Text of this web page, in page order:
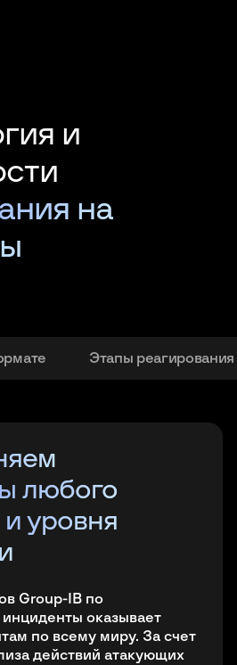
и
на
Этапы реагирования
на
любого
уровня
Group-IB по
оказывает
по всему миру. За счет
действий атакующих
экспертному опыту,
данных и использованию
и механизмах самых
на
любого
уровня
Group-IB по
оказывает
по всему миру. За счет
действий атакующих